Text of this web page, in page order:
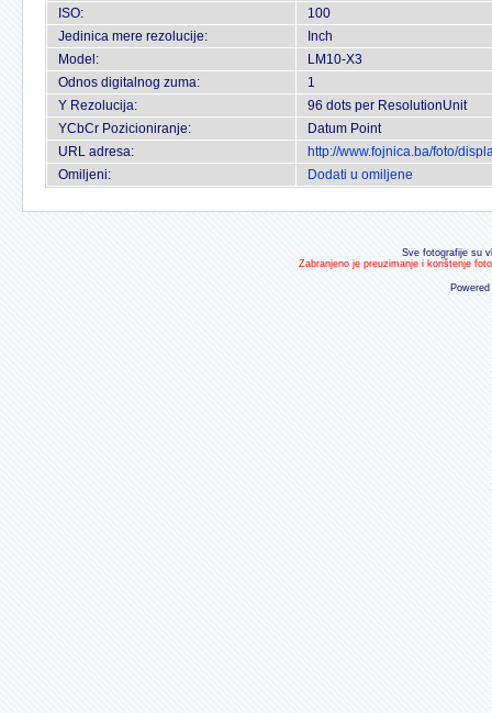
ISO:
100
Jedinica mere rezolucije:
Inch
Model:
LM10-X3
Odnos digitalnog zuma:
1
Y Rezolucija:
96 dots per ResolutionUnit
YCbCr Pozicioniranje:
Datum Point
URL adresa:
http://www.fojnica.ba/foto/
Omiljeni:
Dodati u omiljene
Sve fotografije su
Zabranjeno je preuzimanje i korištenje